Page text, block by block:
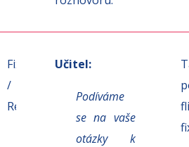
Fixace
/
Reflexe
Učitel:
Podíváme
se na vaše
otázky k